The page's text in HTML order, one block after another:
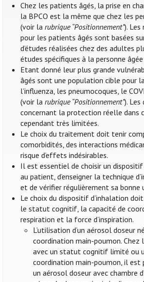
Chez les patients âgés, la prise en
la BPCO est la même que chez les
(voir larubrique “Positionnement”).
pour les patients âgés sont basées
d’études réalisées chez des adultes
études spécifiques à la personne
Etant donné leur plus grande
âgés sont une population cible pour
l’influenza, les pneumocoques, le
(voir larubrique “Positionnement”). Les
concernant la protection réelle dans
cependant très limitées.
Le choix du traitement doit tenir
comorbidités, des interactions
risque d’effets indésirables.
Il est essentiel de choisir un
au patient, d’enseigner la technique
et de vérifier régulièrement sa bonne
Le choix du dispositif d’inhalation
le statut cognitif, la capacité de
respiration et la force d’inspiration.
L’utilisation d’un aérosol doseur
coordination main-poumon. Chez
avec un statut cognitif limité ou
coordination main-poumon, il est
un aérosol doseur avec chambre